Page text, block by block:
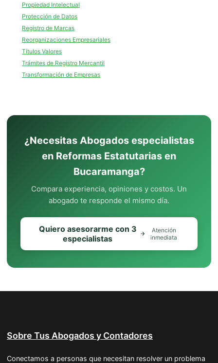
Propiedad Intelectual
Protección de Datos
Registro de Marcas
Reorganizaciones Empresariales
Títulos Valores
Trámites de Registro Mercantil
Transformación de Empresas
¿Necesitas Abogados especialistas
en Reformas Estatutarias en
Bucaramanga?
Compara experiencia, opiniones y costos. Un
abogado te responde el mismo día.
Quiero asesorarme con 3
especialistas
Atención
inmediata
Sobre Tus Abogados y Contadores
Conectamos a personas que necesitan resolver un problema